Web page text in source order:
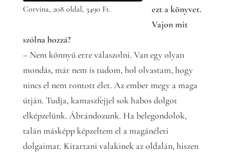
Corvina, 208 oldal, 3490 Ft.
ezt a könyvet.
Vajon mit
szólna hozzá?
– Nem könnyű erre válaszolni. Van egy olyan
mondás, már nem is tudom, hol olvastam, hogy
nincs el nem rontott élet. Az ember megy a maga
útján. Tudja, kamaszfejjel sok habos dolgot
elképzelünk. Ábrándozunk. Ha belegondolok,
talán másképp képzeltem el a magánéleti
dolgaimat. Kitartani valakinek az oldalán, hiszen